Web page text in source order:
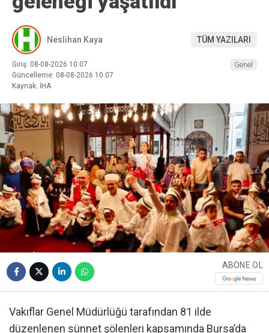
Neslihan Kaya TÜM YAZILARI
Giriş: 08-08-2026 10:07
Güncelleme: 08-08-2026 10:07
Kaynak: İHA
Genel
ABONE OL
Vakıflar Genel Müdürlüğü tarafından 81 ilde
düzenlenen sünnet şölenleri kapsamında Bursa’da